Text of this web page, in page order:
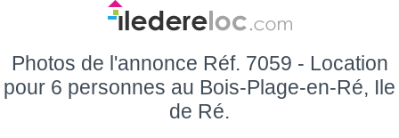
Photos de l'annonce Réf. 7059 - Location
pour 6 personnes au Bois-Plage-en-Ré, Ile
de Ré.